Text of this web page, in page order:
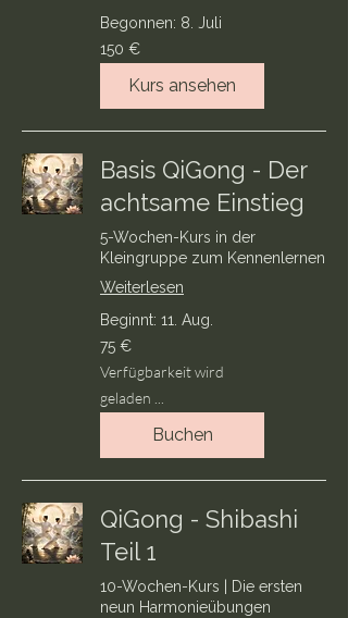
Begonnen: 8. Juli
150
Euro
150 €
Kurs ansehen
Basis QiGong - Der
achtsame Einstieg
5-Wochen-Kurs in der
Kleingruppe zum Kennenlernen
Weiterlesen
Beginnt: 11. Aug.
75
Euro
75 €
Verfügbarkeit wird
geladen ...
Buchen
QiGong - Shibashi
Teil 1
10-Wochen-Kurs | Die ersten
neun Harmonieübungen